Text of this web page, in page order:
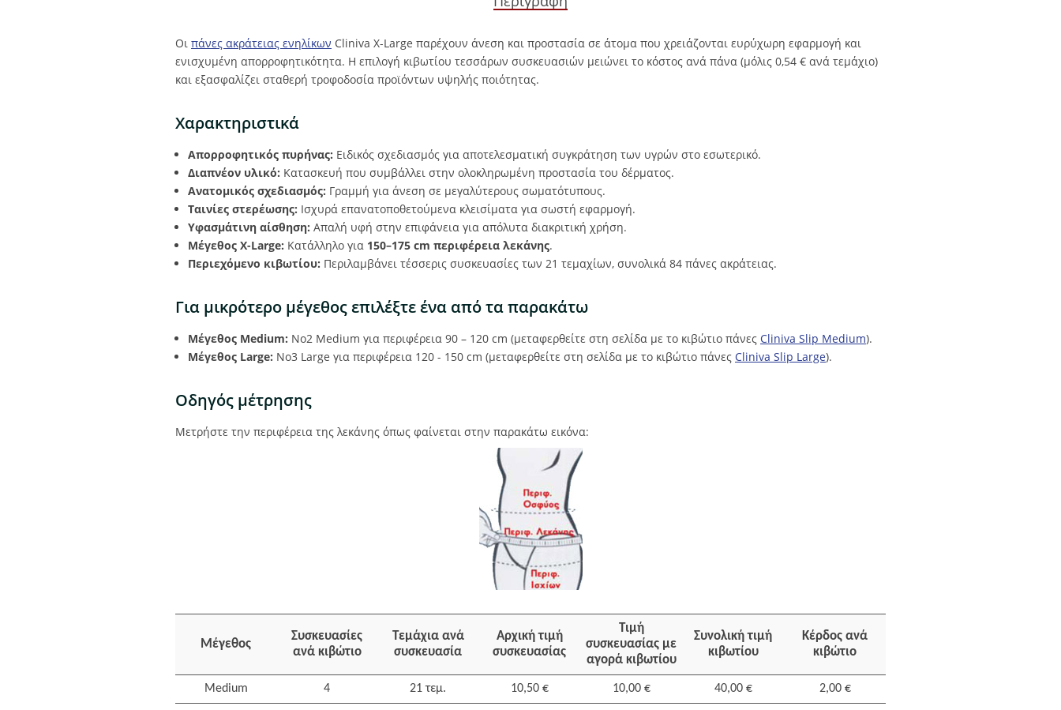
Οι πάνες ακράτειας ενηλίκων Cliniva X-Large παρέχουν άνεση και προστασία σε άτομα που χρειάζονται ευρύχωρη εφαρμογή και
ενισχυμένη απορροφητικότητα. Η επιλογή κιβωτίου τεσσάρων συσκευασιών μειώνει το κόστος ανά πάνα (μόλις 0,54 € ανά τεμάχιο)
και εξασφαλίζει σταθερή τροφοδοσία προϊόντων υψηλής ποιότητας.
Χαρακτηριστικά
Απορροφητικός πυρήνας: Ειδικός σχεδιασμός για αποτελεσματική συγκράτηση των υγρών στο εσωτερικό.
Διαπνέον υλικό: Κατασκευή που συμβάλλει στην ολοκληρωμένη προστασία του δέρματος.
Ανατομικός σχεδιασμός: Γραμμή για άνεση σε μεγαλύτερους σωματότυπους.
Ταινίες στερέωσης: Ισχυρά επανατοποθετούμενα κλεισίματα για σωστή εφαρμογή.
Υφασμάτινη αίσθηση: Απαλή υφή στην επιφάνεια για απόλυτα διακριτική χρήση.
Μέγεθος X-Large: Κατάλληλο για 150–175 cm περιφέρεια λεκάνης.
Περιεχόμενο κιβωτίου: Περιλαμβάνει τέσσερις συσκευασίες των 21 τεμαχίων, συνολικά 84 πάνες ακράτειας.
Για μικρότερο μέγεθος επιλέξτε ένα από τα παρακάτω
Μέγεθος Medium: Νο2 Medium για περιφέρεια 90 – 120 cm (μεταφερθείτε στη σελίδα με το κιβώτιο πάνες Cliniva Slip Medium).
Μέγεθος Large: Νο3 Large για περιφέρεια 120 - 150 cm (μεταφερθείτε στη σελίδα με το κιβώτιο πάνες Cliniva Slip Large).
Οδηγός μέτρησης
Μετρήστε την περιφέρεια της λεκάνης όπως φαίνεται στην παρακάτω εικόνα:
Μέγεθος
Συσκευασίες
ανά κιβώτιο
Τεμάχια ανά
συσκευασία
Αρχική τιμή
συσκευασίας
Τιμή
συσκευασίας με
αγορά κιβωτίου
Συνολική τιμή
κιβωτίου
Κέρδος ανά
κιβώτιο
Medium 4 21 τεμ. 10,50 € 10,00 € 40,00 € 2,00 €